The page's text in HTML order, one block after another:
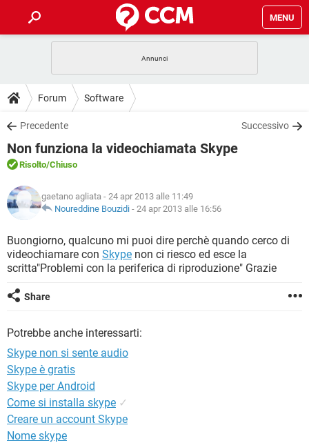
MENU
INTRATTENIMENTO
iOS
INSTAGRAM WHATSAPP
TIKTOK
HARDWARE
GUIDE
COVID-19
iOS
INSTAGRAM
TIKTOK FACEBOOK
DOWNLOAD
COVID-19 GAMING
INTRATTENIMENTO
iOS WINDOWS 10
INSTAGRAM
TIKTOK FACEBOOK
HARDWARE
FORUM
COVID-19
INTRATTENIMENTO ANDROID
INSTAGRAM WHATSAPP
HARDWARE
GLOSSARIO
COVID-19
INTRATTENIMENTO ANDROID
iOS WINDOWS 10
INSTAGRAM
HARDWARE
Forum Software
Precedente Successivo
Non funziona la videochiamata Skype
Risolto/Chiuso
gaetano agliata - 24 apr 2013 alle 11:49
Noureddine Bouzidi - 24 apr 2013 alle 16:56
Buongiorno, qualcuno mi puoi dire perchè quando cerco di
videochiamare con Skype non ci riesco ed esce la
scritta"Problemi con la periferica di riproduzione" Grazie
Share
Potrebbe anche interessarti:
Skype non si sente audio
Skype è gratis
Skype per Android
Come si installa skype ✓
Creare un account Skype
Nome skype